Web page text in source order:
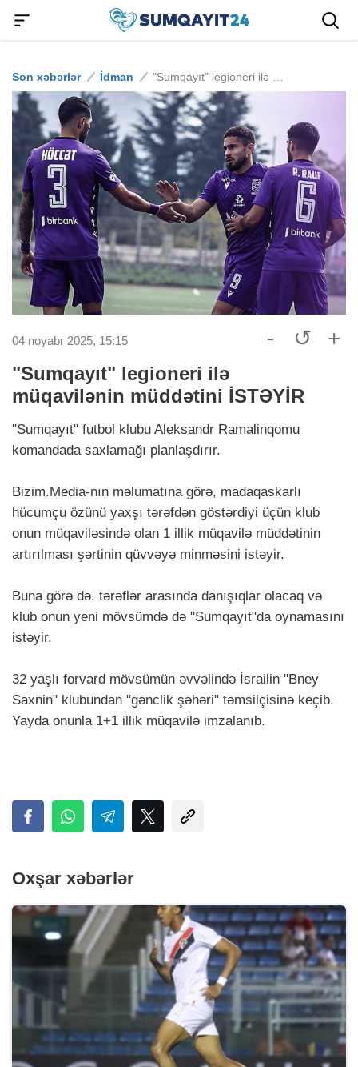
Son xəbərlər İdman
04 noyabr 2025, 15:15 - ↺ +
"Sumqayıt" legioneri ilə
müqavilənin müddətini İSTƏYİR
"Sumqayıt" futbol klubu Aleksandr Ramalinqomu
komandada saxlamağı planlaşdırır.
Bizim.Media-nın məlumatına görə, madaqaskarlı
hücumçu özünü yaxşı tərəfdən göstərdiyi üçün klub
onun müqaviləsində olan 1 illik müqavilə müddətinin
artırılması şərtinin qüvvəyə minməsini istəyir.
Buna görə də, tərəflər arasında danışıqlar olacaq və
klub onun yeni mövsümdə də "Sumqayıt"da oynamasını
istəyir.
32 yaşlı forvard mövsümün əvvəlində İsrailin "Bney
Saxnin" klubundan "gənclik şəhəri" təmsilçisinə keçib.
Yayda onunla 1+1 illik müqavilə imzalanıb.
Oxşar xəbərlər